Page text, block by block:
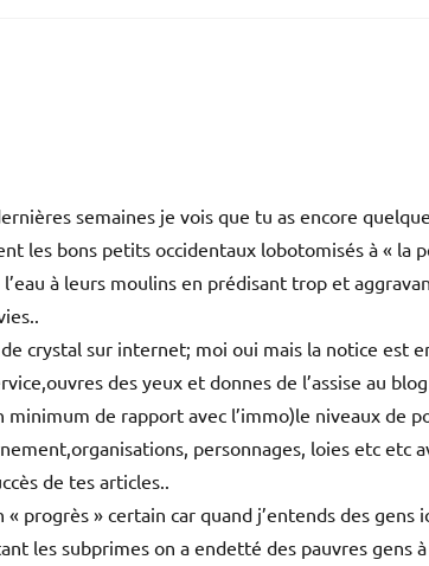
semaines je vois que tu as encore
les bons petits occidentaux lobotomisés à « la
à leurs moulins en prédisant trop et
crystal sur internet; moi oui mais la notice est
des yeux et donnes de l’assise au
minimum de rapport avec l’immo)le niveaux de
personnages, loies etc etc
de tes articles..
progrès » certain car quand j’entends des
les subprimes on a endetté des pauvres gens